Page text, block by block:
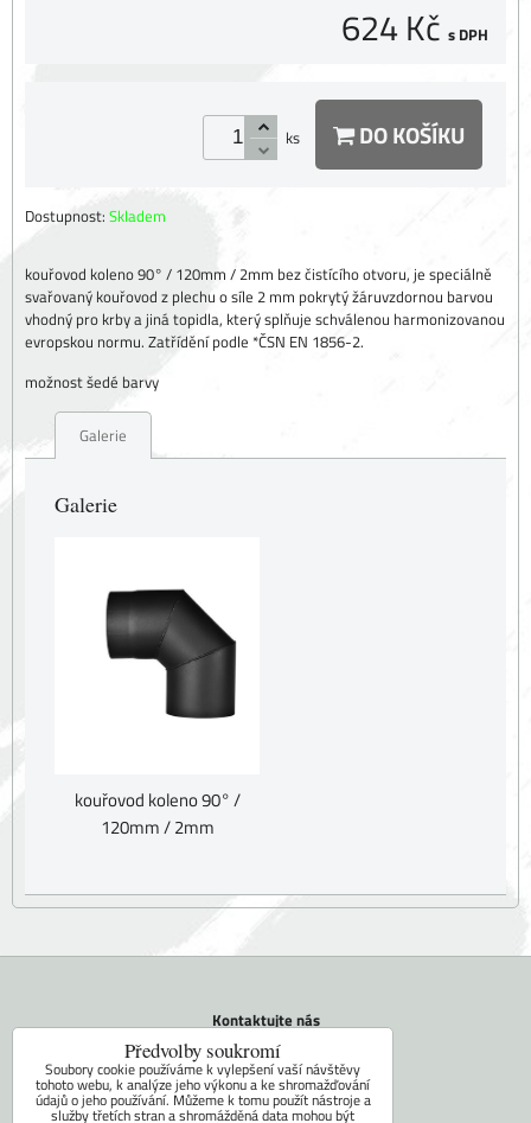
624 Kč s DPH
ks DO KOŠÍKU
Dostupnost: Skladem
kouřovod koleno 90° / 120mm / 2mm bez čistícího otvoru, je speciálně
svařovaný kouřovod z plechu o síle 2 mm pokrytý žáruvzdornou barvou
vhodný pro krby a jiná topidla, který splňuje schválenou harmonizovanou
evropskou normu. Zatřídění podle *ČSN EN 1856-2.
možnost šedé barvy
Galerie
Galerie
kouřovod koleno 90° /
120mm / 2mm
Kontaktujte nás
Tel.: +420 604 742 971
E-mail:faram@ceskakamna.cz
Doprava
Předvolby soukromí
Soubory cookie používáme k vylepšení vaší návštěvy
tohoto webu, k analýze jeho výkonu a ke shromažďování
údajů o jeho používání. Můžeme k tomu použít nástroje a
služby třetích stran a shromážděná data mohou být